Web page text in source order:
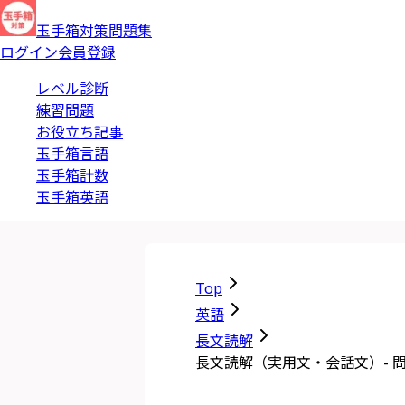
玉手箱対策問題集
ログイン会員登録
レベル診断
練習問題
お役立ち記事
玉手箱言語
玉手箱計数
玉手箱英語
Top
英語
長文読解
長文読解（実用文・会話文）-